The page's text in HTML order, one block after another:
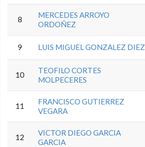
8
MERCEDES ARROYO
ORDOÑEZ
9 LUIS MIGUEL GONZALEZ DIEZ
10
TEOFILO CORTES
MOLPECERES
11
FRANCISCO GUTIERREZ
VEGARA
12
VICTOR DIEGO GARCIA
GARCIA